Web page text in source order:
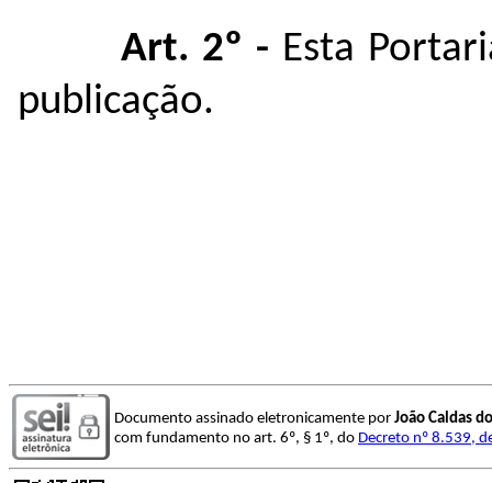
Art. 2º - Esta
publicação.
Documento assinado eletronicamente por João Caldas
com fundamento no art. 6º, § 1º, do Decreto nº 8.539,